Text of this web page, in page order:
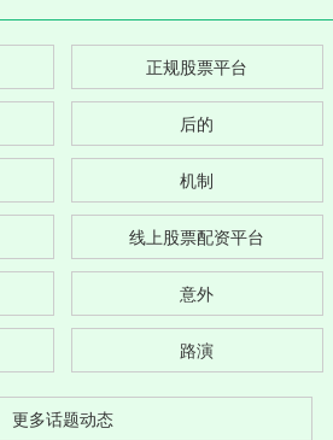
正规股票平台
后的
机制
线上股票配资平台
意外
路演
更多话题动态